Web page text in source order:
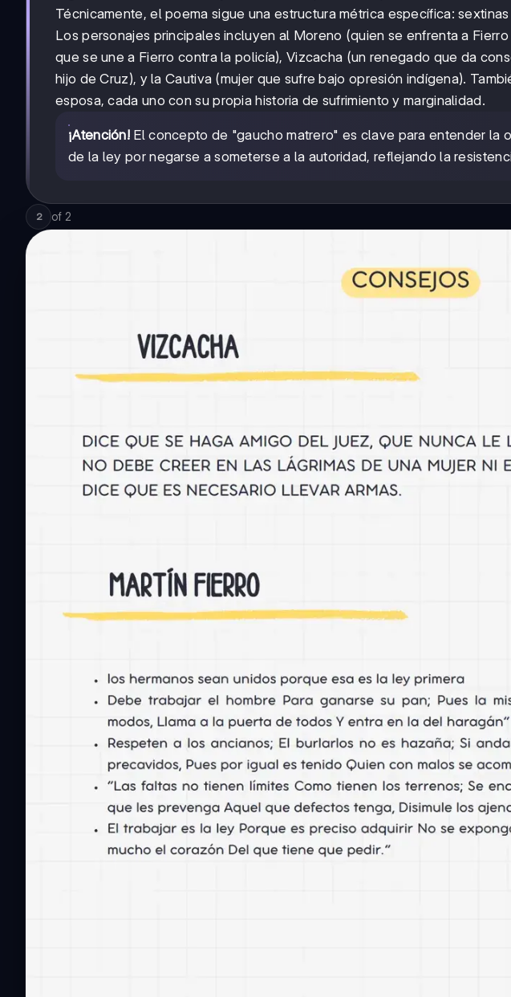
Técnicamente, el poema sigue una estructura métrica específica:
Los personajes principales incluyen al Moreno (quien se enfrenta a
que se une a Fierro contra la policía), Vizcacha (un renegado que da
hijo de Cruz), y la Cautiva (mujer que sufre bajo opresión indígena).
esposa, cada uno con su propia historia de sufrimiento y marginalidad.
¡Atención! El concepto de "gaucho matrero" es clave para entender la
de la ley por negarse a someterse a la autoridad, reflejando la
2 of 2